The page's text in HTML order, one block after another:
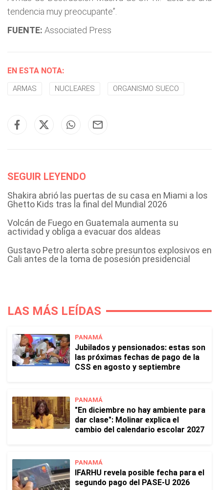
tendencia muy preocupante”.
FUENTE: Associated Press
EN ESTA NOTA:
ARMAS NUCLEARES ORGANISMO SUECO
SEGUIR LEYENDO
Shakira abrió las puertas de su casa en Miami a los
Ghetto Kids tras la final del Mundial 2026
Volcán de Fuego en Guatemala aumenta su
actividad y obliga a evacuar dos aldeas
Gustavo Petro alerta sobre presuntos explosivos en
Cali antes de la toma de posesión presidencial
LAS MÁS LEÍDAS
PANAMÁ
Jubilados y pensionados: estas son
las próximas fechas de pago de la
CSS en agosto y septiembre
PANAMÁ
"En diciembre no hay ambiente para
dar clase": Molinar explica el
cambio del calendario escolar 2027
PANAMÁ
IFARHU revela posible fecha para el
segundo pago del PASE-U 2026